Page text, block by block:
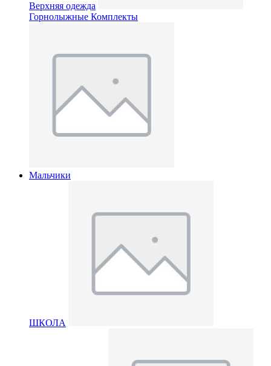
Верхняя одежда
Горнолыжные Комплекты
Мальчики
ШКОЛА